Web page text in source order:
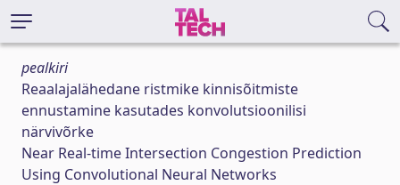
pealkiri
Reaalajalähedane ristmike kinnisõitmiste
ennustamine kasutades konvolutsioonilisi
närvivõrke
Near Real-time Intersection Congestion Prediction
Using Convolutional Neural Networks